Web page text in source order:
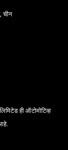
चीन
ही ऑटोमोटिव्ह